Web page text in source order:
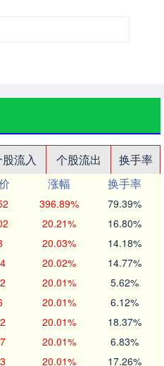
流入 个股流出
换手率
涨幅
换手率
396.89% 79.39%
20.21% 16.80%
20.03% 14.18%
20.02% 14.77%
20.01% 5.62%
20.01% 6.12%
20.01% 18.37%
20.01% 6.83%
20.01% 17.26%